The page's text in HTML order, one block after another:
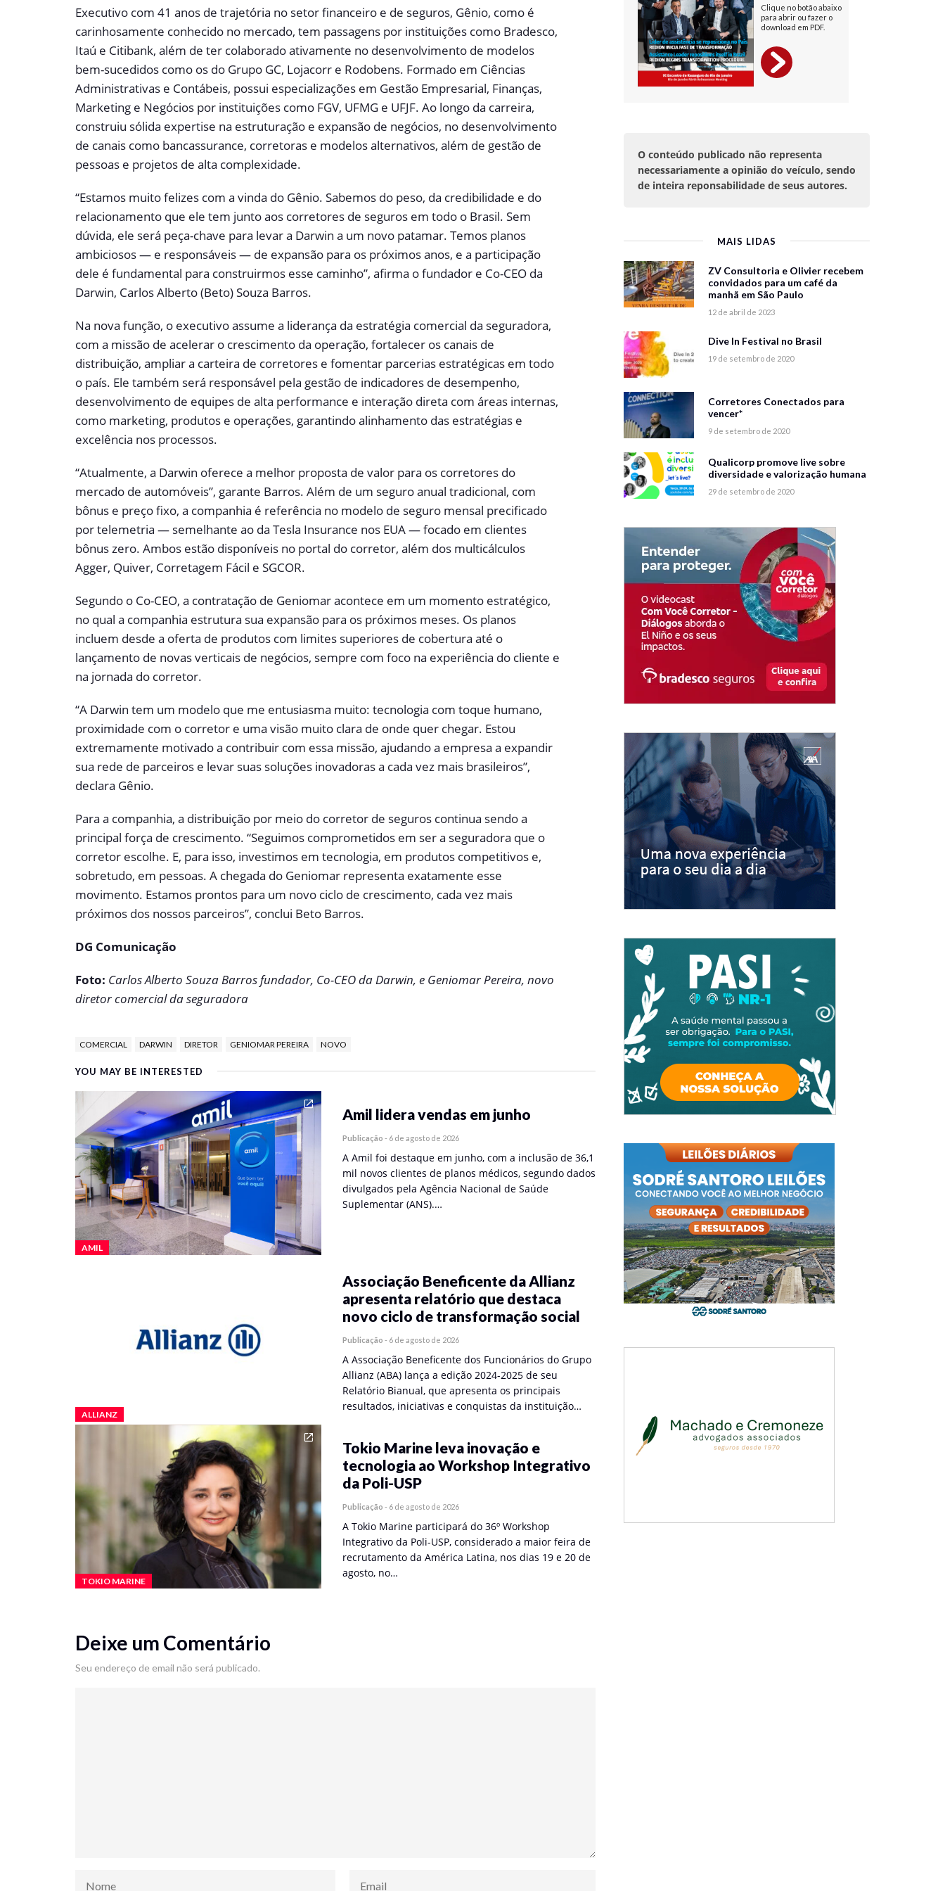
Executivo com 41 anos de trajetória no setor financeiro e de seguros, Gênio, como é
carinhosamente conhecido no mercado, tem passagens por instituições como Bradesco,
Itaú e Citibank, além de ter colaborado ativamente no desenvolvimento de modelos
bem-sucedidos como os do Grupo GC, Lojacorr e Rodobens. Formado em Ciências
Administrativas e Contábeis, possui especializações em Gestão Empresarial, Finanças,
Marketing e Negócios por instituições como FGV, UFMG e UFJF. Ao longo da carreira,
construiu sólida expertise na estruturação e expansão de negócios, no desenvolvimento
de canais como bancassurance, corretoras e modelos alternativos, além de gestão de
pessoas e projetos de alta complexidade.
“Estamos muito felizes com a vinda do Gênio. Sabemos do peso, da credibilidade e do
relacionamento que ele tem junto aos corretores de seguros em todo o Brasil. Sem
dúvida, ele será peça-chave para levar a Darwin a um novo patamar. Temos planos
ambiciosos — e responsáveis — de expansão para os próximos anos, e a participação
dele é fundamental para construirmos esse caminho”, afirma o fundador e Co-CEO da
Darwin, Carlos Alberto (Beto) Souza Barros.
Na nova função, o executivo assume a liderança da estratégia comercial da seguradora,
com a missão de acelerar o crescimento da operação, fortalecer os canais de
distribuição, ampliar a carteira de corretores e fomentar parcerias estratégicas em todo
o país. Ele também será responsável pela gestão de indicadores de desempenho,
desenvolvimento de equipes de alta performance e interação direta com áreas internas,
como marketing, produtos e operações, garantindo alinhamento das estratégias e
excelência nos processos.
“Atualmente, a Darwin oferece a melhor proposta de valor para os corretores do
mercado de automóveis”, garante Barros. Além de um seguro anual tradicional, com
bônus e preço fixo, a companhia é referência no modelo de seguro mensal precificado
por telemetria — semelhante ao da Tesla Insurance nos EUA — focado em clientes
bônus zero. Ambos estão disponíveis no portal do corretor, além dos multicálculos
Agger, Quiver, Corretagem Fácil e SGCOR.
Segundo o Co-CEO, a contratação de Geniomar acontece em um momento estratégico,
no qual a companhia estrutura sua expansão para os próximos meses. Os planos
incluem desde a oferta de produtos com limites superiores de cobertura até o
lançamento de novas verticais de negócios, sempre com foco na experiência do cliente e
na jornada do corretor.
“A Darwin tem um modelo que me entusiasma muito: tecnologia com toque humano,
proximidade com o corretor e uma visão muito clara de onde quer chegar. Estou
extremamente motivado a contribuir com essa missão, ajudando a empresa a expandir
sua rede de parceiros e levar suas soluções inovadoras a cada vez mais brasileiros”,
declara Gênio.
Para a companhia, a distribuição por meio do corretor de seguros continua sendo a
principal força de crescimento. “Seguimos comprometidos em ser a seguradora que o
corretor escolhe. E, para isso, investimos em tecnologia, em produtos competitivos e,
sobretudo, em pessoas. A chegada do Geniomar representa exatamente esse
movimento. Estamos prontos para um novo ciclo de crescimento, cada vez mais
próximos dos nossos parceiros”, conclui Beto Barros.
DG Comunicação
Foto: Carlos Alberto Souza Barros fundador, Co-CEO da Darwin, e Geniomar Pereira, novo
diretor comercial da seguradora
COMERCIAL DARWIN DIRETOR GENIOMAR PEREIRA NOVO
YOU MAY BE INTERESTED
AMIL
Amil lidera vendas em junho
Publicação - 6 de agosto de 2026
A Amil foi destaque em junho, com a inclusão de 36,1
mil novos clientes de planos médicos, segundo dados
divulgados pela Agência Nacional de Saúde
Suplementar (ANS).…
ALLIANZ
Associação Beneficente da Allianz
apresenta relatório que destaca
novo ciclo de transformação social
Publicação - 6 de agosto de 2026
A Associação Beneficente dos Funcionários do Grupo
Allianz (ABA) lança a edição 2024-2025 de seu
Relatório Bianual, que apresenta os principais
resultados, iniciativas e conquistas da instituição…
TOKIO MARINE
Tokio Marine leva inovação e
tecnologia ao Workshop Integrativo
da Poli-USP
Publicação - 6 de agosto de 2026
A Tokio Marine participará do 36º Workshop
Integrativo da Poli-USP, considerado a maior feira de
recrutamento da América Latina, nos dias 19 e 20 de
agosto, no…
Deixe um Comentário
Seu endereço de email não será publicado.
O conteúdo publicado não representa
necessariamente a opinião do veículo, sendo
de inteira reponsabilidade de seus autores.
MAIS LIDAS
ZV Consultoria e Olivier recebem
convidados para um café da
manhã em São Paulo
12 de abril de 2023
Dive In Festival no Brasil
19 de setembro de 2020
Corretores Conectados para
vencer*
9 de setembro de 2020
Qualicorp promove live sobre
diversidade e valorização humana
29 de setembro de 2020